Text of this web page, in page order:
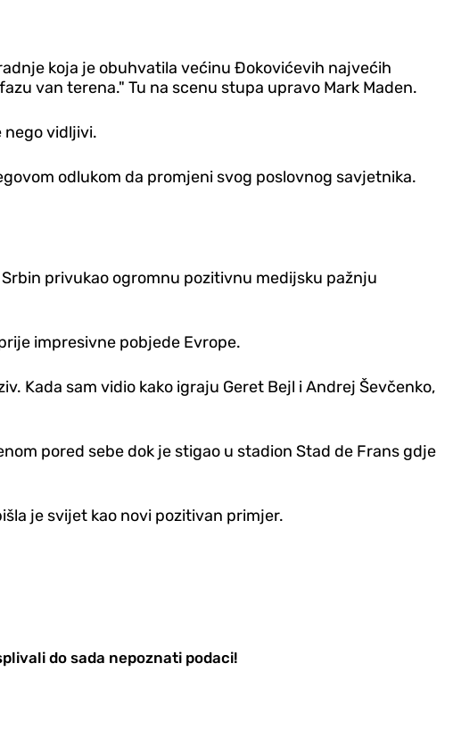
koja je obuhvatila većinu Đokovićevih najvećih
van terena." Tu na scenu stupa upravo Mark Maden.
nego vidljivi.
odlukom da promjeni svog poslovnog savjetnika.
privukao ogromnu pozitivnu medijsku pažnju
impresivne pobjede Evrope.
Kada sam vidio kako igraju Geret Bejl i Andrej Ševčenko,
pored sebe dok je stigao u stadion Stad de Frans gdje
je svijet kao novi pozitivan primjer.
do sada nepoznati podaci!